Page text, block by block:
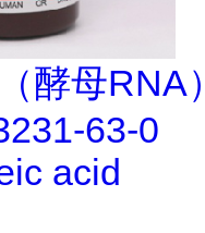
酵母RNA）
63-0
acid